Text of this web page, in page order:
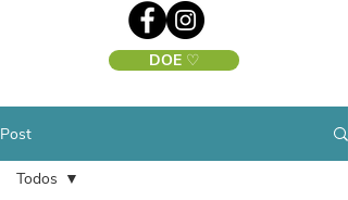
DOE ♡
Post
Todos